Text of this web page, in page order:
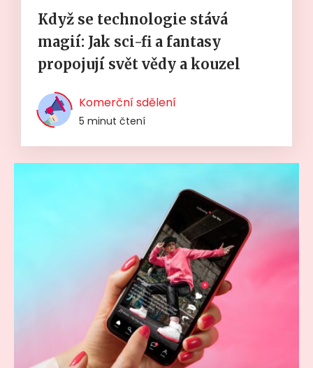
Když se technologie stává
magií: Jak sci-fi a fantasy
propojují svět vědy a kouzel
Komerční sdělení
5 minut čtení